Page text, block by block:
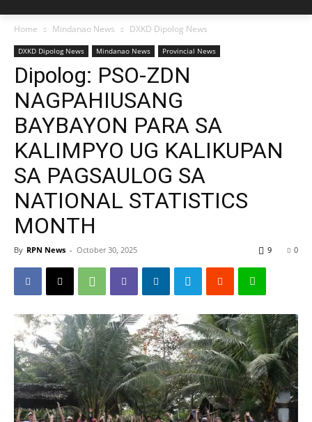
Home Mindanao News DXKD Dipolog News
DXKD Dipolog News Mindanao News Provincial News
Dipolog: PSO-ZDN
NAGPAHIUSANG
BAYBAYON PARA SA
KALIMPYO UG KALIKUPAN
SA PAGSAULOG SA
NATIONAL STATISTICS
MONTH
By RPN News - October 30, 2025 0
9